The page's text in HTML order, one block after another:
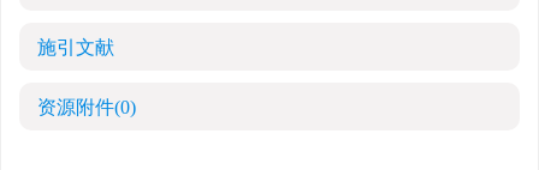
施引文献
资源附件(0)